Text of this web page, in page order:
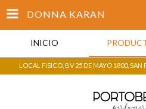
DONNA KARAN
INICIO
LOCAL FISICO, BV 25 DE MAYO 1800, SAN